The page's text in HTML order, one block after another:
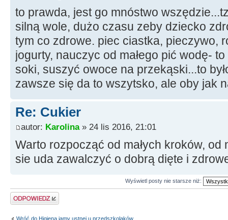
to prawda, jest go mnóstwo
silną wole, dużo czasu zeby dziecko
tym co zdrowe. piec ciastka, pieczywo,
jogurty, nauczyc od małego pić wodę-
soki, suszyć owoce na przekąski...to
zawsze się da to wszytsko, ale oby jak
Re: Cukier
autor: Karolina» 24 lis 2016, 21:01
Warto rozpocząć od małych kroków, od
sie uda zawalczyć o dobrą dięte i
Wyświetl posty nie starsze niż:
Odpowiedz
Wróć do Higiena jamy ustnej u przedszkolaków